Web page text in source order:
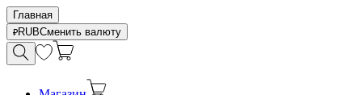
Главная
RUBСменить валюту